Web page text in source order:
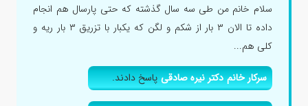
سلام خانم من طی سه سال گذشته که حتی پارسال هم انجام
داده تا الان ۳ بار از شکم و لگن که یکبار با تزریق ۳ بار ریه و
کلی هم...
سرکار خانم دکتر نیره صادقیپاسخ دادند.